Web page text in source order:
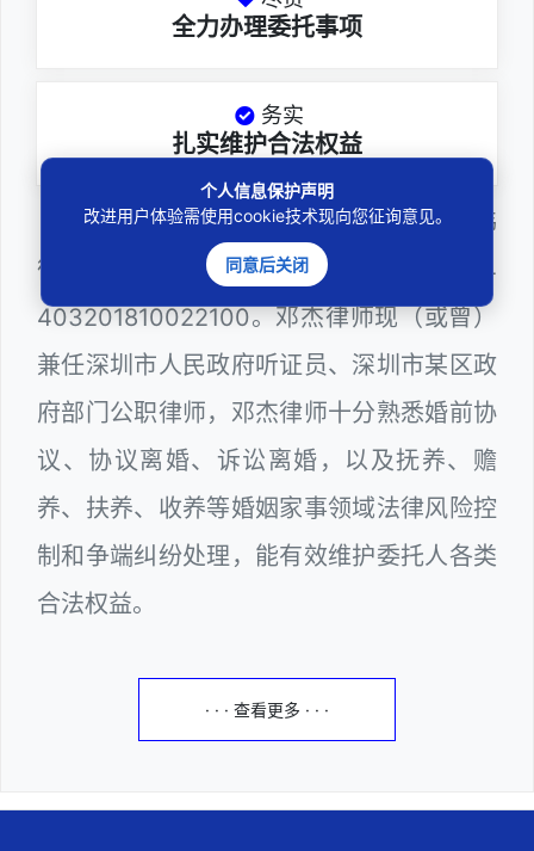
全力办理委托事项
务实
扎实维护合法权益
邓杰律师，法律硕士，执业于北京市炜
衡（深圳）律师事务所，律师执业证号为14
403201810022100。邓杰律师现（或曾）
兼任深圳市人民政府听证员、深圳市某区政
府部门公职律师，邓杰律师十分熟悉婚前协
议、协议离婚、诉讼离婚，以及抚养、赡
养、扶养、收养等婚姻家事领域法律风险控
制和争端纠纷处理，能有效维护委托人各类
合法权益。
· · · 查看更多 · · ·
个人信息保护声明
改进用户体验需使用cookie技术现向您征询意见。
同意后关闭